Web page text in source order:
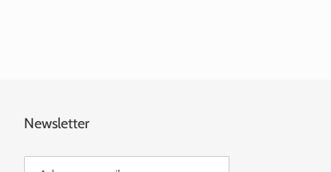
Newsletter